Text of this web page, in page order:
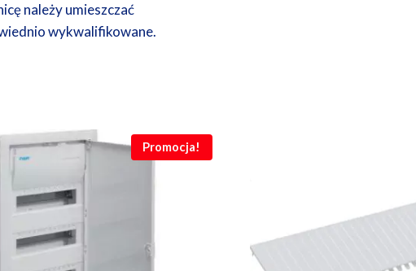
należy umieszczać
wykwalifikowane.
Promocja!